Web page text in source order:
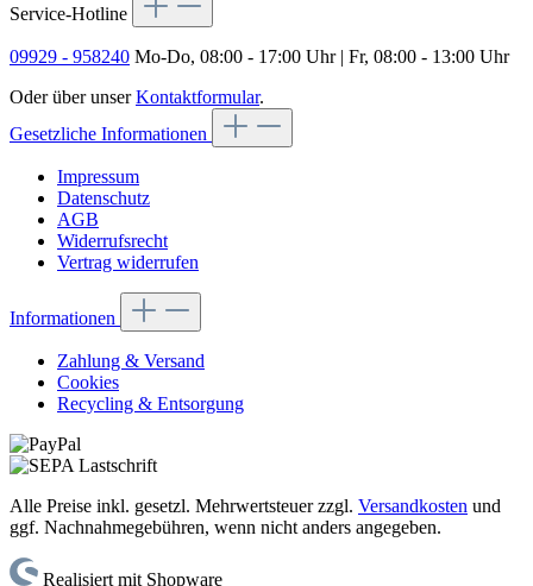
Service-Hotline
09929 - 958240 Mo-Do, 08:00 - 17:00 Uhr | Fr, 08:00 - 13:00 Uhr
Oder über unserKontaktformular.
Gesetzliche Informationen
Impressum
Datenschutz
AGB
Widerrufsrecht
Vertrag widerrufen
Informationen
Zahlung & Versand
Cookies
Recycling & Entsorgung
Alle Preise inkl. gesetzl. Mehrwertsteuer zzgl. Versandkosten und
ggf. Nachnahmegebühren, wenn nicht anders angegeben.
Realisiert mit Shopware